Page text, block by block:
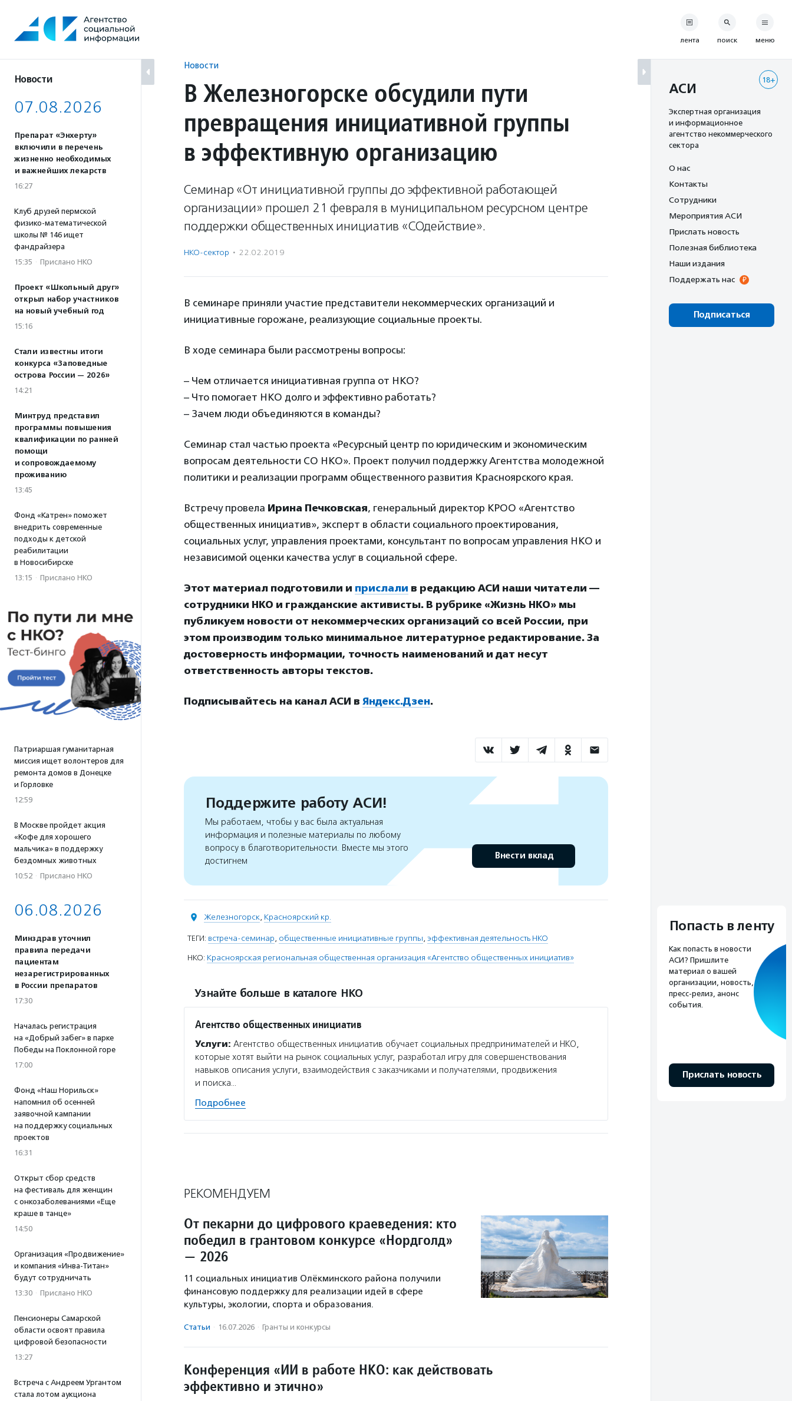
содержанию
Новости
07.08.2026
Препарат «Энхерту»
включили в перечень
жизненно необходимых
и важнейших лекарств
16:27
Клуб друзей пермской
физико-математической
школы № 146 ищет
фандрайзера
15:35 · Прислано НКО
Проект «Школьный друг»
открыл набор участников
на новый учебный год
15:16
Стали известны итоги
конкурса «Заповедные
острова России — 2026»
14:21
Минтруд представил
программы повышения
квалификации по ранней
помощи
и сопровождаемому
проживанию
13:45
Фонд «Катрен» поможет
внедрить современные
подходы к детской
реабилитации
в Новосибирске
13:15 · Прислано НКО
Патриаршая гуманитарная
миссия ищет волонтеров для
ремонта домов в Донецке
и Горловке
12:59
В Москве пройдет акция
«Кофе для хорошего
мальчика» в поддержку
бездомных животных
10:52 · Прислано НКО
06.08.2026
Минздрав уточнил
правила передачи
пациентам
незарегистрированных
в России препаратов
17:30
Началась регистрация
на «Добрый забег» в парке
Победы на Поклонной горе
17:00
Фонд «Наш Норильск»
напомнил об осенней
заявочной кампании
на поддержку социальных
проектов
16:31
Открыт сбор средств
на фестиваль для женщин
с онкозаболеваниями «Еще
краше в танце»
14:50
Организация «Продвижение»
и компания «Инва-Титан»
будут сотрудничать
13:30 · Прислано НКО
Пенсионеры Самарской
области освоят правила
цифровой безопасности
13:27
Встреча с Андреем Ургантом
стала лотом аукциона
Новости
В Железногорске обсудили пути
превращения инициативной группы
в эффективную организацию
Семинар «От инициативной группы до эффективной работающей
организации» прошел 21 февраля в муниципальном ресурсном центре
поддержки общественных инициатив «СОдействие».
НКО-сектор · 22.02.2019
В семинаре приняли участие представители некоммерческих организаций и
инициативные горожане, реализующие социальные проекты.
В ходе семинара были рассмотрены вопросы:
– Чем отличается инициативная группа от НКО?
– Что помогает НКО долго и эффективно работать?
– Зачем люди объединяются в команды?
Семинар стал частью проекта «Ресурсный центр по юридическим и экономическим
вопросам деятельности СО НКО». Проект получил поддержку Агентства молодежной
политики и реализации программ общественного развития Красноярского края.
Встречу провела Ирина Печковская, генеральный директор КРОО «Агентство
общественных инициатив», эксперт в области социального проектирования,
социальных услуг, управления проектами, консультант по вопросам управления НКО и
независимой оценки качества услуг в социальной сфере.
Этот материал подготовили и прислали в редакцию АСИ наши читатели —
сотрудники НКО и гражданские активисты. В рубрике «Жизнь НКО» мы
публикуем новости от некоммерческих организаций со всей России, при
этом производим только минимальное литературное редактирование. За
достоверность информации, точность наименований и дат несут
ответственность авторы текстов.
Подписывайтесь на канал АСИ в Яндекс.Дзен.
Поддержите работу АСИ!
Мы работаем, чтобы у вас была актуальная
информация и полезные материалы по любому
вопросу в благотворительности. Вместе мы этого
достигнем
Внести вклад
Железногорск, Красноярский кр.
ТЕГИ: встреча-семинар, общественные инициативные группы, эффективная деятельность НКО
НКО: Красноярская региональная общественная организация «Агентство общественных инициатив»
Узнайте больше в каталоге НКО
Агентство общественных инициатив
Услуги: Агентство общественных инициатив обучает социальных предпринимателей и НКО,
которые хотят выйти на рынок социальных услуг, разработал игру для совершенствования
навыков описания услуги, взаимодействия с заказчиками и получателями, продвижения
и поиска…
Подробнее
РЕКОМЕНДУЕМ
От пекарни до цифрового краеведения: кто
победил в грантовом конкурсе «Нордголд»
— 2026
11 социальных инициатив Олёкминского района получили
финансовую поддержку для реализации идей в сфере
культуры, экологии, спорта и образования.
Статьи · 16.07.2026 · Гранты и конкурсы
Конференция «ИИ в работе НКО: как действовать
эффективно и этично»
лента поиск меню
18+
АСИ
Экспертная организация
и информационное
агентство некоммерческого
сектора
О нас
Контакты
Сотрудники
Мероприятия АСИ
Прислать новость
Полезная библиотека
Наши издания
Поддержать нас
Подписаться
Попасть в ленту
Как попасть в новости
АСИ? Пришлите
материал о вашей
организации, новость,
пресс-релиз, анонс
события.
Прислать новость